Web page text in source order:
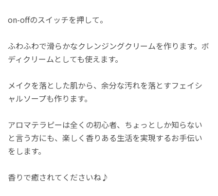
on-offのスイッチを押して。
ふわふわで滑らかなクレンジングクリームを作ります。ボ
ディクリームとしても使えます。
メイクを落とした肌から、余分な汚れを落とすフェイシ
ャルソープも作ります。
アロマテラピーは全くの初心者、ちょっとしか知らない
と言う方にも、楽しく香りある生活を実現するお手伝い
をします。
香りで癒されてくださいね♪